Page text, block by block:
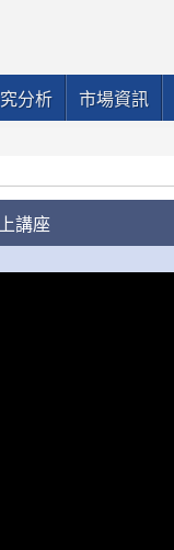
分析 市場資訊
講座